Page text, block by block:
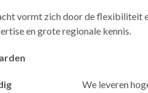
vormt zich door de flexibiliteit
en grote regionale kennis.
We leveren